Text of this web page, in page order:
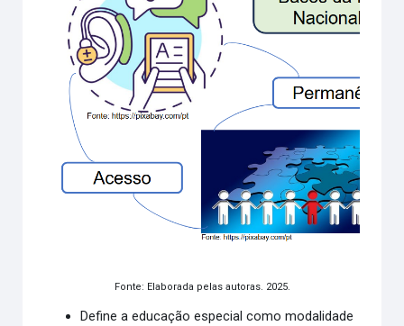
Fonte: Elaborada pelas autoras. 2025.
Define a educação especial como modalidade